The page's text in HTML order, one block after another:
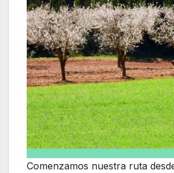
Comenzamos nuestra ruta